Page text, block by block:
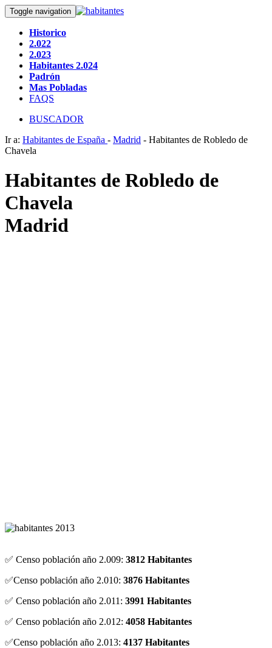
Toggle navigation
Historico
2.022
2.023
Habitantes 2.024
Padrón
Mas Pobladas
FAQS
BUSCADOR
Ir a: Habitantes de España - Madrid - Habitantes de Robledo de
Chavela
Habitantes de Robledo de
Chavela
Madrid
✅ Censo población año 2.009: 3812 Habitantes
✅Censo población año 2.010: 3876 Habitantes
✅ Censo población año 2.011: 3991 Habitantes
✅ Censo población año 2.012: 4058 Habitantes
✅Censo población año 2.013: 4137 Habitantes